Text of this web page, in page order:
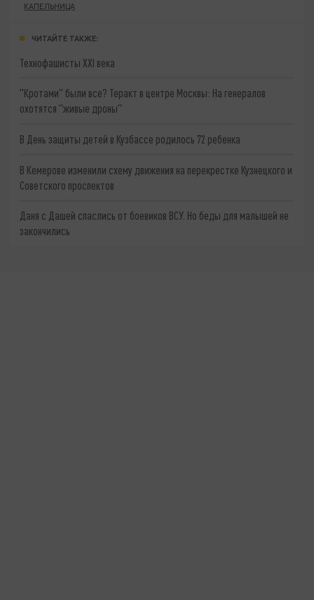
КАПЕЛЬНИЦА
ЧИТАЙТЕ ТАКЖЕ:
Технофашисты XXI века
"Кротами" были все? Теракт в центре Москвы: На генералов
охотятся "живые дроны"
В День защиты детей в Кузбассе родилось 72 ребенка
В Кемерове изменили схему движения на перекрестке Кузнецкого и
Советского проспектов
Даня с Дашей спаслись от боевиков ВСУ. Но беды для малышей не
закончились